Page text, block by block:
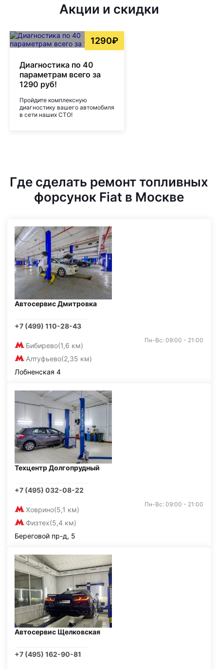
Акции и скидки
1290₽
Диагностика по 40
параметрам всего за
1290 руб!
Пройдите комплексную
диагностику вашего автомобиля
в сети наших СТО!
Где сделать ремонт топливных
форсунок Fiat в Москве
Автосервис Дмитровка
+7 (499) 110-28-43
Бибирево(1,6 км)
Алтуфьево(2,35 км)
Пн-Вс: 09:00 - 21:00
Лобненская 4
Техцентр Долгопрудный
+7 (495) 032-08-22
Ховрино(5,1 км)
Физтех(5,4 км)
Пн-Вс: 09:00 - 21:00
Береговой пр-д, 5
Автосервис Щелковская
+7 (495) 162-90-81